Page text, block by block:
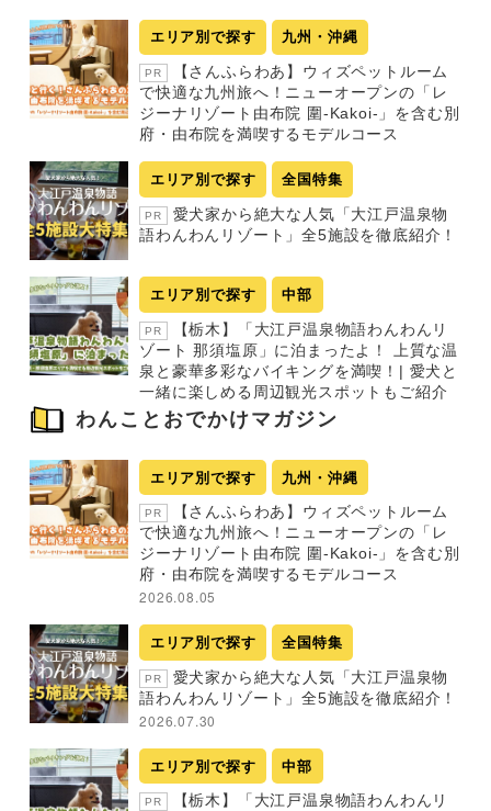
ジ
送
り
エリア別で探す 九州・沖縄
PR
【さんふらわあ】ウィズペットルーム
で快適な九州旅へ！ニューオープンの「レ
ジーナリゾート由布院 圍-Kakoi-」を含む別
府・由布院を満喫するモデルコース
エリア別で探す 全国特集
PR
愛犬家から絶大な人気「大江戸温泉物
語わんわんリゾート」全5施設を徹底紹介！
エリア別で探す 中部
PR
【栃木】「大江戸温泉物語わんわんリ
ゾート 那須塩原」に泊まったよ！ 上質な温
泉と豪華多彩なバイキングを満喫！| 愛犬と
一緒に楽しめる周辺観光スポットもご紹介
わんことおでかけマガジン
エリア別で探す 九州・沖縄
PR
【さんふらわあ】ウィズペットルーム
で快適な九州旅へ！ニューオープンの「レ
ジーナリゾート由布院 圍-Kakoi-」を含む別
府・由布院を満喫するモデルコース
2026.08.05
エリア別で探す 全国特集
PR
愛犬家から絶大な人気「大江戸温泉物
語わんわんリゾート」全5施設を徹底紹介！
2026.07.30
エリア別で探す 中部
PR
【栃木】「大江戸温泉物語わんわんリ